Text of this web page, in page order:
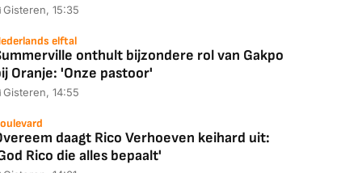
Gisteren, 15:35
elftal
onthult bijzondere rol van Gakpo
Oranje: 'Onze pastoor'
Gisteren, 14:55
daagt Rico Verhoeven keihard uit:
Rico die alles bepaalt'